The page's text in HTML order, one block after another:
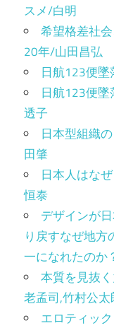
スメ/白明
希望格差社
20年/山田昌弘
日航123便
日航123便
透子
日本型組織
田肇
日本人はな
恒泰
デザインが
り戻すなぜ地方
一になれたのか
本質を見抜
老孟司,竹村公太
エロティッ